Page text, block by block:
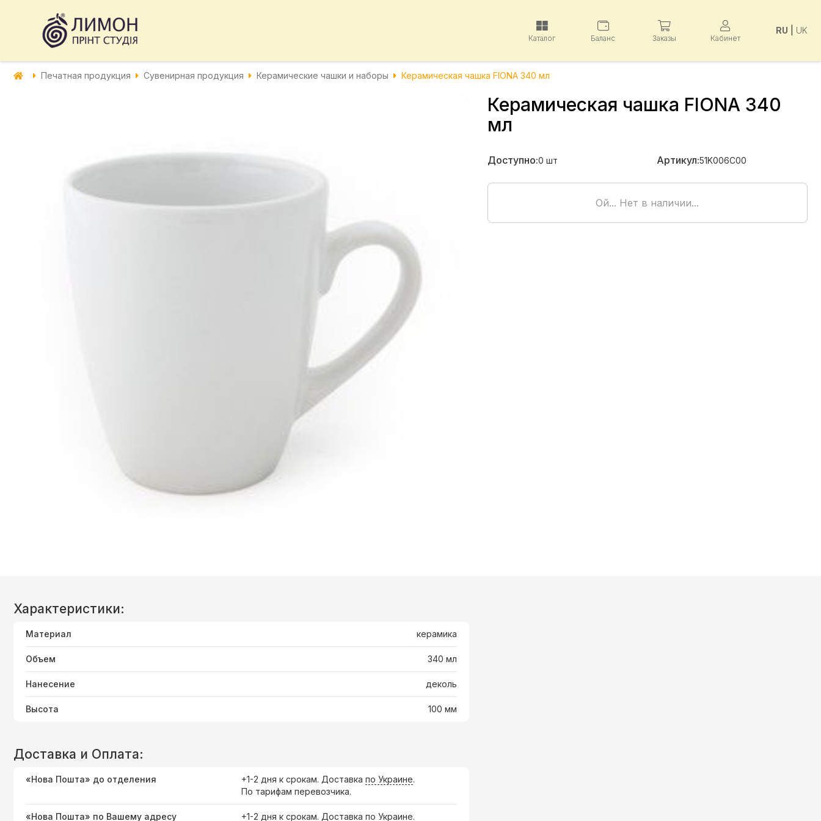
Каталог Баланс Заказы Кабинет
RU UK
Печатная продукция Сувенирная продукция Керамические чашки и наборы Керамическая чашка FIONA 340 мл
Керамическая чашка FIONA 340
мл
Доступно:0 шт Артикул:51K006C00
Ой... Нет в наличии...
Характеристики:
Материал керамика
Объем 340 мл
Нанесение деколь
Высота 100 мм
Доставка и Оплата:
«Нова Пошта» до отделения +1-2 дня к срокам. Доставка по Украине.
По тарифам перевозчика.
«Нова Пошта» по Вашему адресу +1-2 дня к срокам. Доставка по Украине.